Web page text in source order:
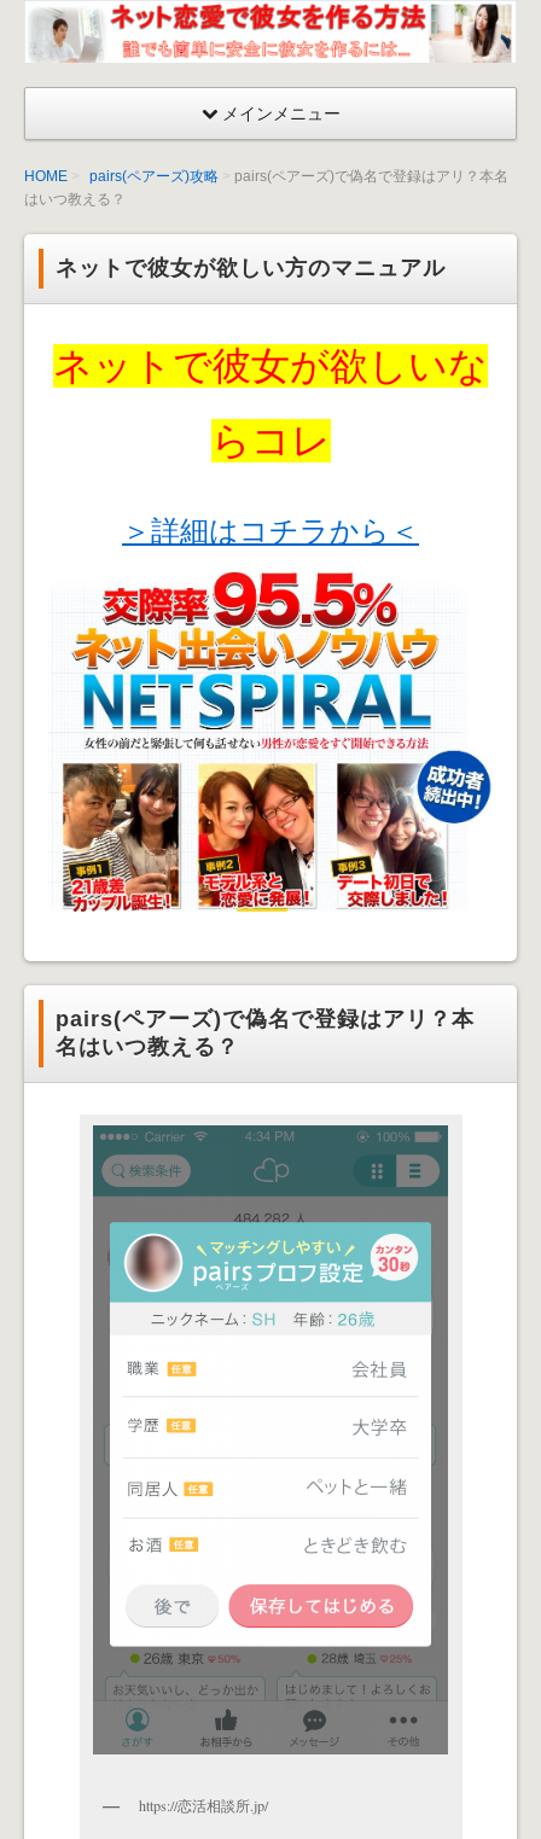
ネッ
ト恋
彼女
法〜
出会
い
方・
メインメニュー
HOME pairs(ペアーズ)攻略
pairs(ペアーズ)で偽名で登録はアリ？本名
はいつ教える？
ネットで彼女が欲しい方のマニュアル
ネットで彼女が欲しいな
らコレ
＞詳細はコチラから＜
pairs(ペアーズ)で偽名で登録はアリ？本
名はいつ教える？
https://恋活相談所.jp/